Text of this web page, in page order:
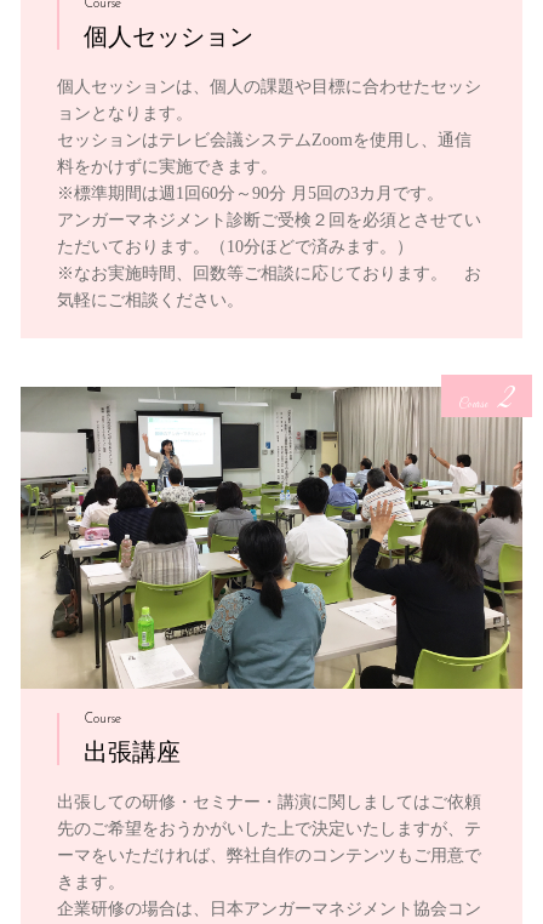
Course
個人セッション
個人セッションは、個人の課題や目標に合わせたセッシ
ョンとなります。
セッションはテレビ会議システムZoomを使用し、通信
料をかけずに実施できます。
※標準期間は週1回60分～90分 月5回の3カ月です。
アンガーマネジメント診断ご受検２回を必須とさせてい
ただいております。（10分ほどで済みます。）
※なお実施時間、回数等ご相談に応じております。 お
気軽にご相談ください。
Course 2
Course
出張講座
出張しての研修・セミナー・講演に関しましてはご依頼
先のご希望をおうかがいした上で決定いたしますが、テ
ーマをいただければ、弊社自作のコンテンツもご用意で
きます。
企業研修の場合は、日本アンガーマネジメント協会コン